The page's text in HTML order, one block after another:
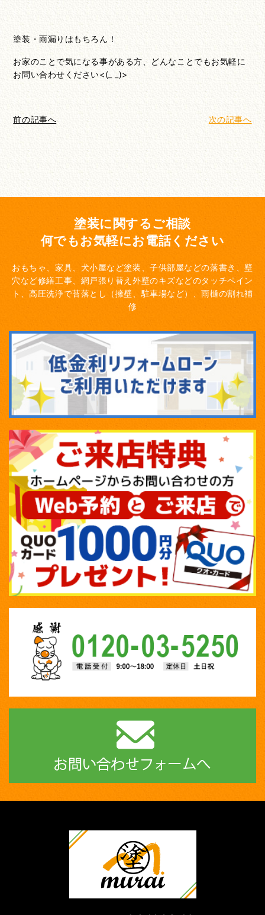
塗装・雨漏りはもちろん！
お家のことで気になる事がある方、どんなことでもお気軽に
お問い合わせください<(_ _)>
前の記事へ 次の記事へ
塗装に関するご相談
何でもお気軽にお電話ください
おもちゃ、家具、犬小屋など塗装、子供部屋などの落書き、壁
穴など修繕工事、網戸張り替え 外壁のキズなどのタッチペイン
ト、高圧洗浄で苔落とし（擁壁、駐車場など）、雨樋の割れ補
修